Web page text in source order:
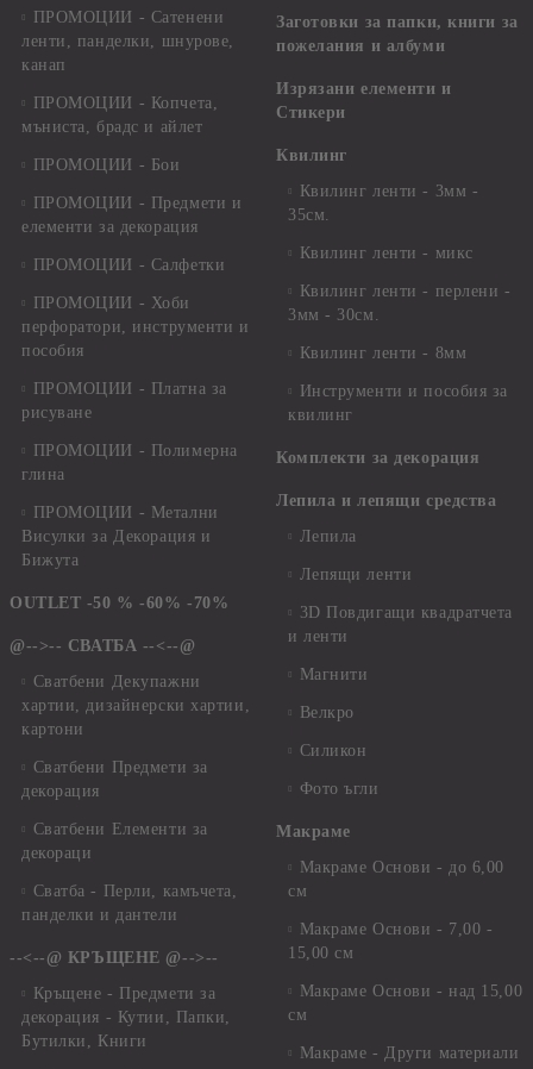
ПРОМОЦИИ - Сатенени
ленти, панделки, шнурове,
канап
ПРОМОЦИИ - Копчета,
мъниста, брадс и айлет
ПРОМОЦИИ - Бои
ПРОМОЦИИ - Предмети и
елементи за декорация
ПРОМОЦИИ - Салфетки
ПРОМОЦИИ - Хоби
перфоратори, инструменти и
пособия
ПРОМОЦИИ - Платна за
рисуване
ПРОМОЦИИ - Полимерна
глина
ПРОМОЦИИ - Метални
Висулки за Декорация и
Бижута
OUTLET -50 % -60% -70%
@-->-- СВАТБА --<--@
Сватбени Декупажни
хартии, дизайнерски хартии,
картони
Сватбени Предмети за
декорация
Сватбени Елементи за
декораци
Сватба - Перли, камъчета,
панделки и дантели
--<--@ КРЪЩЕНЕ @-->--
Кръщене - Предмети за
декорация - Кутии, Папки,
Бутилки, Книги
Заготовки за папки, книги за
пожелания и албуми
Изрязани елементи и
Стикери
Квилинг
Квилинг ленти - 3мм -
35см.
Квилинг ленти - микс
Квилинг ленти - перлени -
3мм - 30см.
Квилинг ленти - 8мм
Инструменти и пособия за
квилинг
Комплекти за декорация
Лепила и лепящи средства
Лепила
Лепящи ленти
3D Повдигащи квадратчета
и ленти
Магнити
Велкро
Силикон
Фото ъгли
Макраме
Макраме Основи - до 6,00
см
Макраме Основи - 7,00 -
15,00 см
Макраме Основи - над 15,00
см
Макраме - Други материали